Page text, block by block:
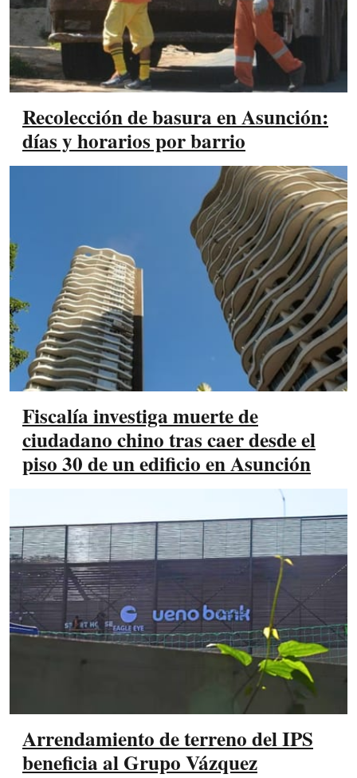
Recolección de basura en Asunción:
días y horarios por barrio
Fiscalía investiga muerte de
ciudadano chino tras caer desde el
piso 30 de un edificio en Asunción
Arrendamiento de terreno del IPS
beneficia al Grupo Vázquez